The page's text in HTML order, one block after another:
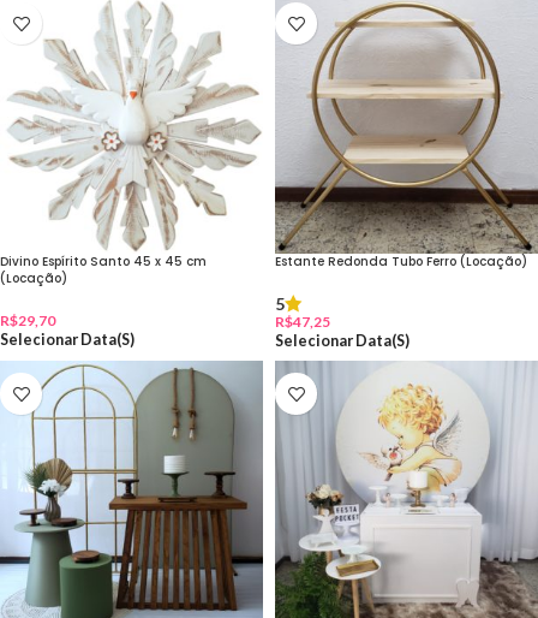
Divino Espírito Santo 45 x 45 cm
(Locação)
R$29,70
Selecionar Data(s)
Estante Redonda Tubo Ferro (Locação)
5
R$47,25
Selecionar Data(s)